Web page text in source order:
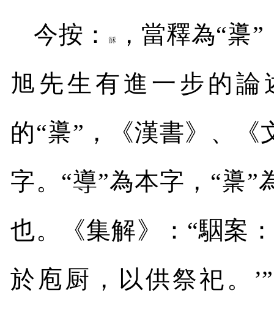
今按：
，當釋為“䆃
旭先生有進一步的論
的“䆃” ，《漢書》、《
字。 “導”為本字，“䆃”
也。《集解》： “駰案
於庖厨，以供祭祀。 ’”